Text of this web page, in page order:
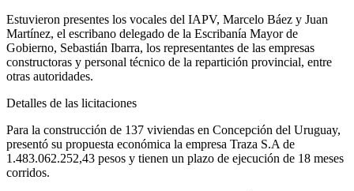
Estuvieron presentes los vocales del IAPV, Marcelo Báez y Juan
Martínez, el escribano delegado de la Escribanía Mayor de
Gobierno, Sebastián Ibarra, los representantes de las empresas
constructoras y personal técnico de la repartición provincial, entre
otras autoridades.
Detalles de las licitaciones
Para la construcción de 137 viviendas en Concepción del Uruguay,
presentó su propuesta económica la empresa Traza S.A de
1.483.062.252,43 pesos y tienen un plazo de ejecución de 18 meses
corridos.